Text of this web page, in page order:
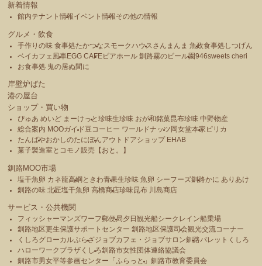
新着情報
館内テナント情報イベント情報その他の情報
グルメ・飲食
手作りの味 食事処たかつな スモークハウス さんまんま 魚政食事処しつげん
ベイカフェ風車EGG CAFEビアホール 釧路霧のビール園946sweets cheri
お食事処 鬼の居ぬ間に
岸壁炉ばた
港の屋台
ショップ・買い物
ぴゅあ めいど まーけっと珍味生珍味 おが和銘菓昆布珍味 中野物産
総合案内 MOOガイド豆コーヒー ワールドナッツ 岡女堂本家 ピリカ
たんばやおかしのたにぽんアウトドアショップ EHAB
菓子製造室とコモノ販売【おと。】
釧路MOO市場
塩干魚卵 カネ龍高綱 ときわ青果生珍味 魚卵 シーフーズ釧路かに ありあけ
釧路の味 北匠塩干魚卵 高橋商店珍味昆布 川島商店
サービス・公共機関
フィッシャーマンズワーフ郵便局夕日観光船シークレイン船乗場
釧路地区更生保護サポートセンター 釧路地区保護司会観光交流コーナー
くしろグローカルぷらざジョブカフェ・ジョブサロン釧路パレットくしろ
ハローワークプラザくしろ釧路市女性団体連絡協議会
釧路市男女平等参画センター「ふらっと」釧路市教育委員会